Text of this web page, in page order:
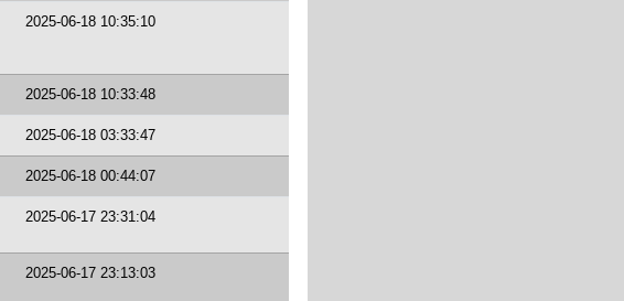
2025-06-18 10:35:10
2025-06-18 10:33:48
2025-06-18 03:33:47
2025-06-18 00:44:07
2025-06-17 23:31:04
2025-06-17 23:13:03